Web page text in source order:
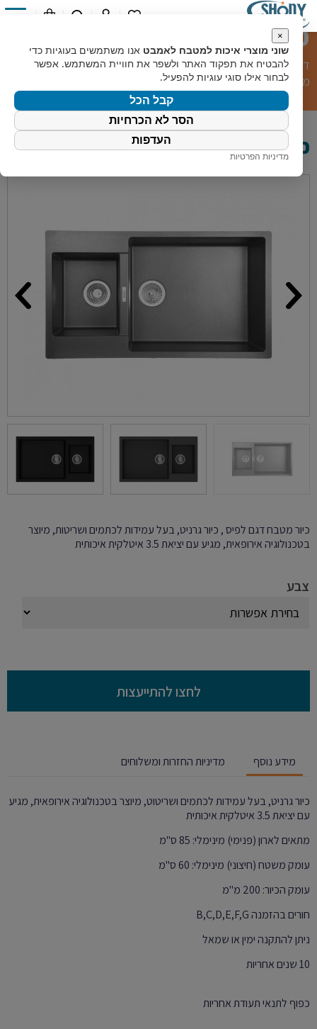
כיור מטבח לפיס
דף הבית»קטלוג מוצרים»מוצרי מטבח»כיורי מטבח»כיור
מטבח לפיס
כיור מטבח לפיס
כיור מטבח דגם לפיס , כיור גרניט, בעל עמידות לכתמים ושריטות, מיוצר
בטכנולוגיה אירופאית, מגיע עם יציאת 3.5 איטלקית איכותית
צבע
לחצו להתייעצות
מידע נוסף מדיניות החזרות ומשלוחים
כיור גרניט, בעל עמידות לכתמים ושריטוט, מיוצר בטכנולוגיה אירופאית, מגיע
עם יציאת 3.5 איטלקית איכותית
מתאים לארון (פנימי) מינימלי: 85 ס"מ
עומק משטח (חיצוני) מינימלי: 60 ס"מ
עומק הכיור: 200 מ"מ
חורים בהזמנה B,C,D,E,F,G
ניתן להתקנה ימין או שמאל
10 שנים אחריות
כפוף לתנאי תעודת אחריות
×
שוני מוצרי איכות למטבח לאמבט אנו משתמשים בעוגיות כדי
להבטיח את תפקוד האתר ולשפר את חוויית המשתמש. אפשר
לבחור אילו סוגי עוגיות להפעיל.
קבל הכל
הסר לא הכרחיות
העדפות
מדיניות הפרטיות